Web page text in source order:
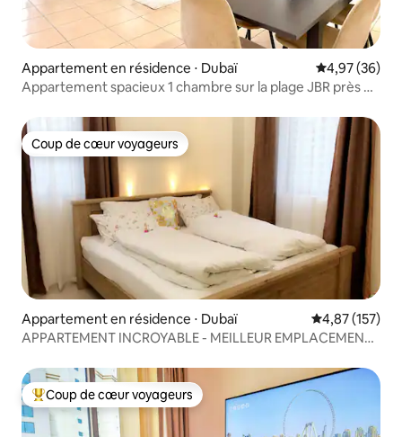
Appartement en résidence ⋅ Dubaï Évaluation
4,97 (36)
Appartement spacieux 1 chambre sur la plage JBR près du
Coup de cœur voyageurs
Coup de cœur voyageurs
Appartement en résidence ⋅ Dubaï Évaluation
4,87 (157)
APPARTEMENT INCROYABLE - MEILLEUR EMPLACEMENT
Coups de cœur voyageurs les plus appréciés
Coup de cœur voyageurs